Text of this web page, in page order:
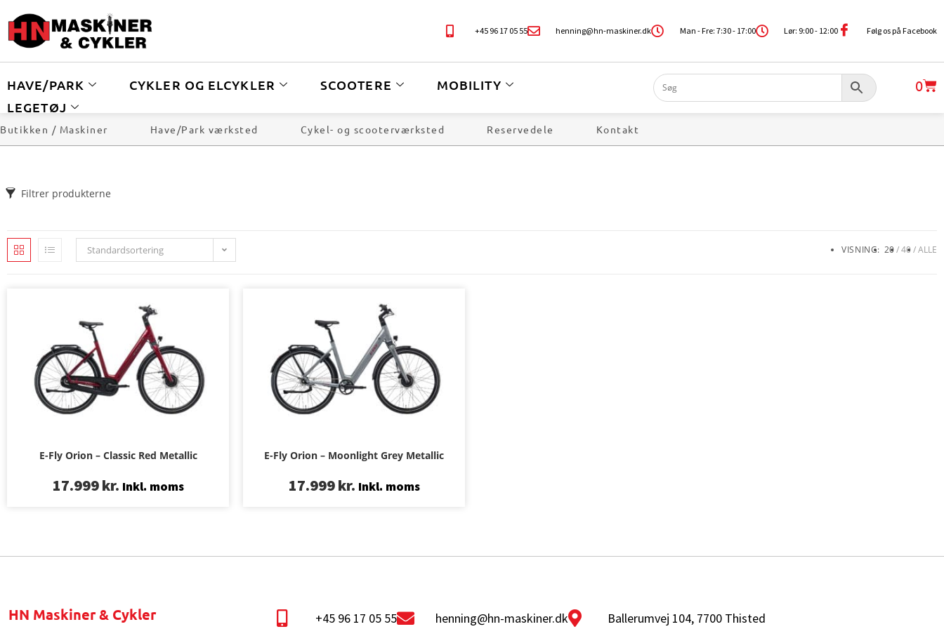
+45 96 17 05 55 henning@hn-maskiner.dk Man - Fre: 7:30 - 17:00 Lør: 9:00 - 12:00 Følg os på Facebook
HAVE/PARK CYKLER OG ELCYKLER SCOOTERE
MOBILITY
LEGETØJ
0
Butikken / Maskiner Have/Park værksted Cykel- og scooterværksted Reservedele Kontakt
Filtrer produkterne
Standardsortering VISNING: 20 40 ALLE
E-Fly Orion – Classic Red Metallic
17.999kr. Inkl. moms
E-Fly Orion – Moonlight Grey Metallic
17.999kr. Inkl. moms
HN Maskiner & Cykler +45 96 17 05 55 henning@hn-maskiner.dk Ballerumvej 104, 7700 Thisted